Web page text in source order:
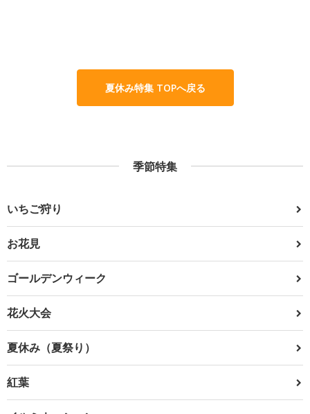
夏休み特集 TOPへ戻る
季節特集
いちご狩り
お花見
ゴールデンウィーク
花火大会
夏休み（夏祭り）
紅葉